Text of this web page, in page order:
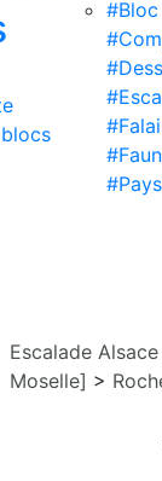
#Bloc
Escalade Alsace
Moselle] >